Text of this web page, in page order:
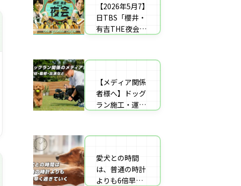
【2026年5月7】
日TBS「櫻井・
有吉THE夜会」
さんのご実家の
を施工
【メディア関係
者様へ】ドッグ
ラン施工・運営
材・出演・執筆
愛犬との時間
は、普通の時計
よりも6倍早く
自宅の庭にドッ
グラン計画の完
全ガイド：DIY
デメリット）を